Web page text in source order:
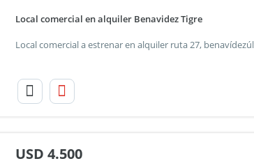
Local comercial en alquiler Benavidez Tigre
USD 4.500